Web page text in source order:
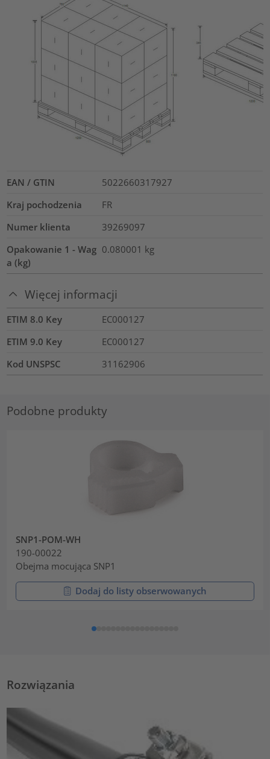
EAN / GTIN
5022660317927
Kraj pochodzenia
FR
Numer klienta
39269097
Opakowanie 1 - Wag
a (kg)
0.080001 kg
Więcej informacji
ETIM 8.0 Key
EC000127
ETIM 9.0 Key
EC000127
Kod UNSPSC
31162906
Podobne produkty
SNP1-POM-WH
190-00022
Obejma mocująca SNP1
Dodaj do listy obserwowanych
Rozwiązania